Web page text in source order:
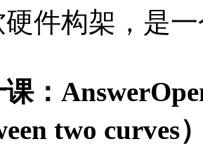
硬件构架，是
：
two curves